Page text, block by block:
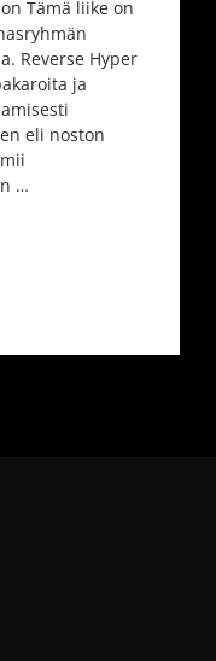
Tämä liike on
Reverse Hyper
ja
eli noston
…